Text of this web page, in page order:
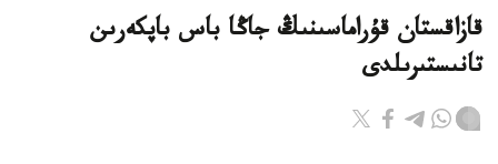
قازاقستان قۇراماسىنىڭ جاڭا باس باپكەرىن
تانىستىرىلدى